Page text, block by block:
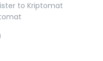
to Kriptomat